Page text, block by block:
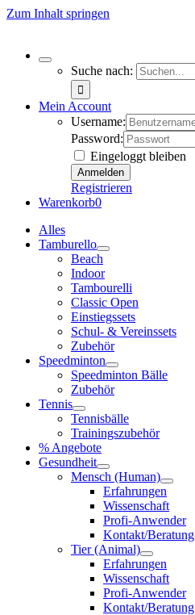
Zum Inhalt springen
Suche nach:
Mein Account
Username:
Password:
Eingeloggt bleiben
Registrieren
Warenkorb0
Alles
Tamburello
Beach
Indoor
Tambourelli
Classic Open
Einstiegssets
Schul- & Vereinssets
Zubehör
Speedminton
Speedminton Bälle
Zubehör
Tennis
Tennisbälle
Trainingszubehör
% Angebote
Gesundheit
Mensch (Human)
Erfahrungen
Wissenschaft
Profi-Anwender
Kontakt/Beratung
Tier (Animal)
Erfahrungen
Wissenschaft
Profi-Anwender
Kontakt/Beratung